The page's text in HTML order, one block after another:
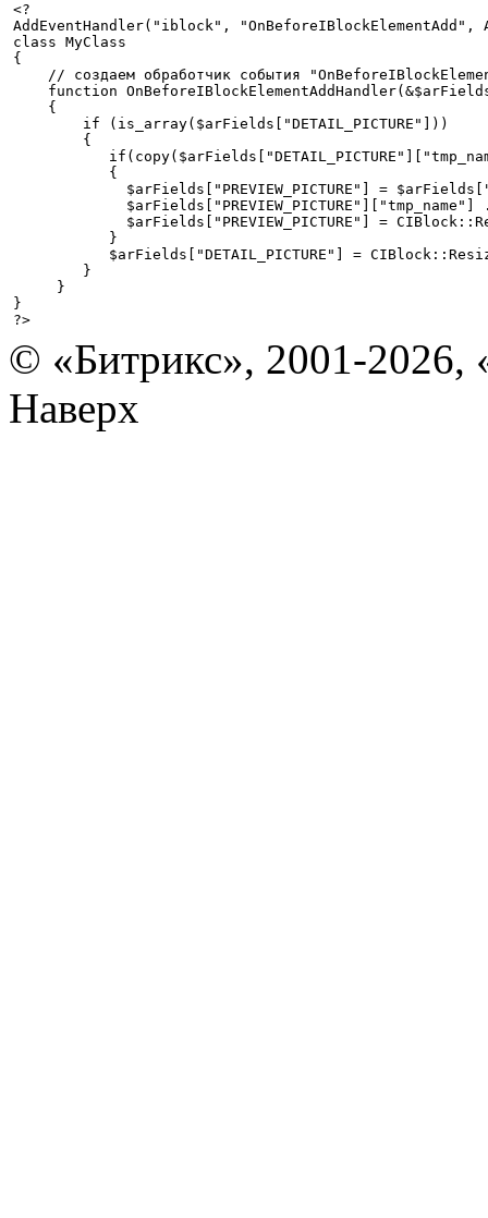
<?
AddEventHandler("iblock",
class MyClass
{
// создаем обработчик события
function
{
if (is_array($arFields["DETAIL_PICTURE"]))
{
{
$arFields["PREVIEW_PICTURE"] =
$arFields["PREVIEW_PICTURE"] =
}
$arFields["DETAIL_PICTURE"] =
}
}
}
?>
© «Битрикс», 2001-2026,
Наверх